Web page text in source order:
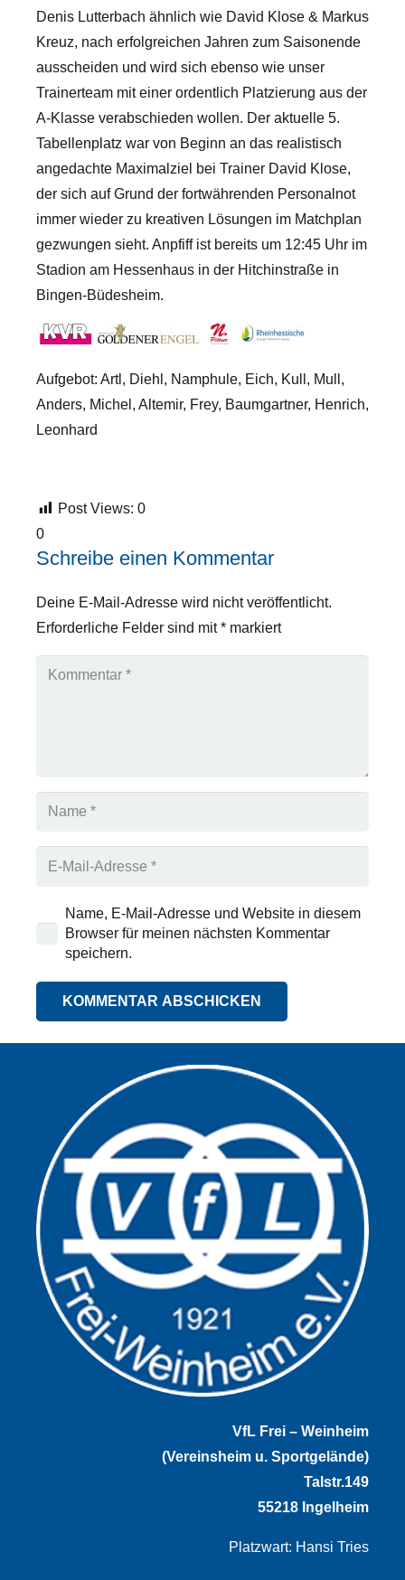
Denis Lutterbach ähnlich wie David Klose & Markus
Kreuz, nach erfolgreichen Jahren zum Saisonende
ausscheiden und wird sich ebenso wie unser
Trainerteam mit einer ordentlich Platzierung aus der
A-Klasse verabschieden wollen. Der aktuelle 5.
Tabellenplatz war von Beginn an das realistisch
angedachte Maximalziel bei Trainer David Klose,
der sich auf Grund der fortwährenden Personalnot
immer wieder zu kreativen Lösungen im Matchplan
gezwungen sieht. Anpfiff ist bereits um 12:45 Uhr im
Stadion am Hessenhaus in der Hitchinstraße in
Bingen-Büdesheim.
Aufgebot: Artl, Diehl, Namphule, Eich, Kull, Mull,
Anders, Michel, Altemir, Frey, Baumgartner, Henrich,
Leonhard
Post Views: 0
0
Schreibe einen Kommentar
Deine E-Mail-Adresse wird nicht veröffentlicht.
Erforderliche Felder sind mit* markiert
Name, E-Mail-Adresse und Website in diesem
Browser für meinen nächsten Kommentar
speichern.
KOMMENTAR ABSCHICKEN
VfL Frei – Weinheim
(Vereinsheim u. Sportgelände)
Talstr.149
55218 Ingelheim
Platzwart: Hansi Tries